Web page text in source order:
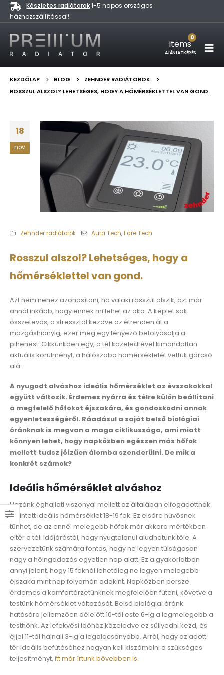
Készletes radiátorok1-5 napos országos
házhozszállítással!
0
items
AJÁNLATKÉRÉS
KEZDŐLAP BLOG
ZEHNDER RADIÁTOROK
ROSSZUL ALSZOL? LEHETSÉGES, HOGY A HŐMÉRSÉKLETTEL VAN GOND.
18
nov
Zehnder radiátorok Aura Tech,Fare Tech
Rosszul alszol? Lehetséges, hogy a
hőmérséklettel van gond.
Azt nem nehéz azonosítani, ha valaki rosszul alszik, azt már
annál inkább, hogy ennek mi lehet az oka. A képlet sok
összetevős, a stressztől kezdve az étrenden át a
mozgáshiányig, ezer meg egy tényező befolyásolja a
pihenést. Cikkünkben egy, a tél közeledtével kimondottan
aktuális körülményt, a hálószoba hőmérsékletét vettük górcső
alá.
A nyugodt alváshoz ideális hőmérséklet az évszakokkal
együtt változik. Érdemes nyárra és télre külön beállítani
a megfelelő hőfokot éjszakára, és gondoskodni annak
egyenletességéről. Ráadásul a saját belső biológiai
óránknak is megvan a maga ciklikussága, ami miatt
könnyen lehet, hogy napközben egészen más hőfok
mellett tudsz jóízűen álomba szenderülni. De mik a
konkrét számok?
Ideális hőmérséklet alváshoz
Hazánk éghajlati viszonyai mellett az általában elfogadottnak
tekintett ideális hőmérséklet 18-19 fok. Ez elsőre hűvösnek
tűnhet, de az ennél melegebb hőfok már akkora mértékben
eltér a téli időjárástól, hogy nyugtalanul aludhatunk tőle. A
szervezetünk számára fontos, hogy ne legyen túlságosan
nagy a hőingadozás egyetlen nap alatt. Ez a gyakorlatban
annyi jelent, hogy 15 foknál lehetőleg ne legyen melegebb
éjszaka mint nap folyamán odakint. Napközben persze
érdemes a komfortérzetünknek megfelelően fűteni, követve a
testünk hőmérséklet változását. Belső biológiai óránk
hatására jellemzően délelőtt 10-től este 6-ig a legmelegebb a
testhőnk. Az lefekvési időhöz közeledve ez süllyedni kezd, és
éjjel 11-től hajnali 3-ig a legalacsonyabb. Arról, hogy az adott
tér ideális befűtéséhez hogyan kell kiszámolni a szükséges
teljesítményt, itt már írtunk bővebben is.